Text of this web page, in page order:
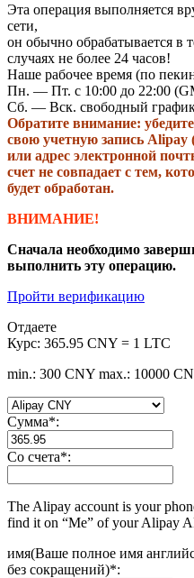
Эта операция выполняется
сети,
он обычно обрабатывается в
случаях не более 24 часов!
Наше рабочее время (по
Пн. — Пт. с 10:00 до 22:00
Сб. — Вск. свободный
Обратите внимание:
свою учетную запись Alipay
или адрес электронной
счет не совпадает с тем,
будет обработан.
ВНИМАНИЕ!
Сначала необходимо
выполнить эту операцию.
Пройти верификацию
Отдаете
Курс: 365.95 CNY = 1 LTC
min.: 300 CNY max.: 10000
Сумма*:
Со счета*:
The Alipay account is your
find it on “Me” of your Alipay
имя(Ваше полное имя
без сокращений)*: